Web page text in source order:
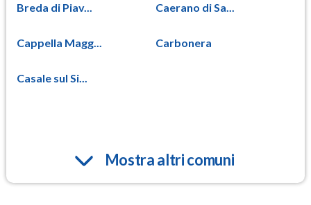
Breda di Piav... Caerano di Sa...
Cappella Magg... Carbonera
Casale sul Si...
Mostra altri comuni